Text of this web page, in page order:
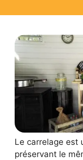
Le carrelage est
préservant le